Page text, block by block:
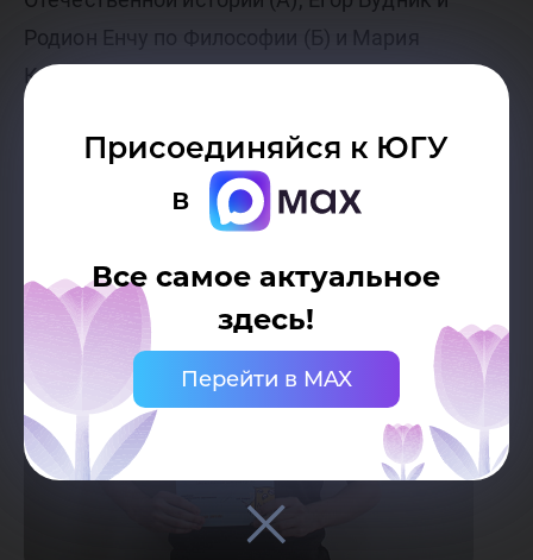
Присоединяйся к ЮГУ
в
Все самое актуальное
здесь!
Перейти в MAX
Родион Енчу по Философии (Б) и Мария
Косинцева по Русскому языку и культуре речи